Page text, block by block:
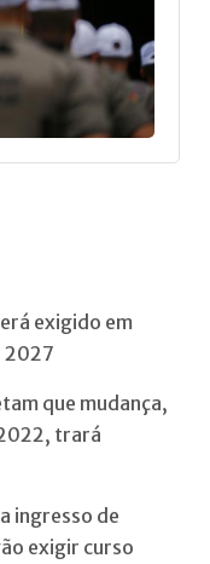
exigido em
2027
que mudança,
trará
ingresso de
exigir curso